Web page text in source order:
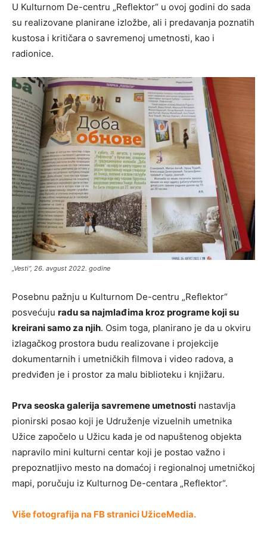
U Kulturnom De-centru „Reflektor“ u ovoj godini do sada
su realizovane planirane izložbe, ali i predavanja poznatih
kustosa i kritičara o savremenoj umetnosti, kao i
radionice.
„Vesti“, 26. avgust 2022. godine
Posebnu pažnju u Kulturnom De-centru „Reflektor“
posvećuju radu sa najmlađima kroz programe koji su
kreirani samo za njih. Osim toga, planirano je da u okviru
izlagačkog prostora budu realizovane i projekcije
dokumentarnih i umetničkih filmova i video radova, a
predviđen je i prostor za malu biblioteku i knjižaru.
Prva seoska galerija savremene umetnosti nastavlja
pionirski posao koji je Udruženje vizuelnih umetnika
Užice započelo u Užicu kada je od napuštenog objekta
napravilo mini kulturni centar koji je postao važno i
prepoznatljivo mesto na domaćoj i regionalnoj umetničkoj
mapi, poručuju iz Kulturnog De-centara „Reflektor“.
Više fotografija na FB stranici UžiceMedia.